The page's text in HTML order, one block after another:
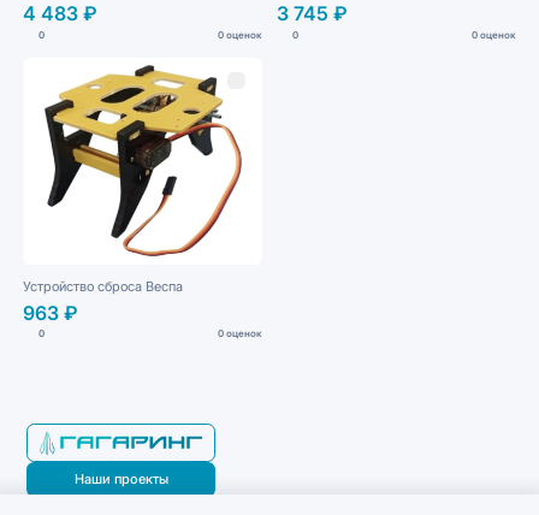
4 483 ₽
0 0 оценок
3 745 ₽
0 0 оценок
Устройство сброса Веспа
963 ₽
0 0 оценок
Наши проекты